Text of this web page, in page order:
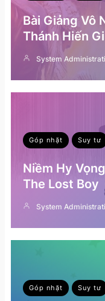
Bài Giảng Vô
Thánh Hiến
System
Góp nhặt Suy tư
Niềm Hy
The Lost Boy
System
Góp nhặt Suy tư